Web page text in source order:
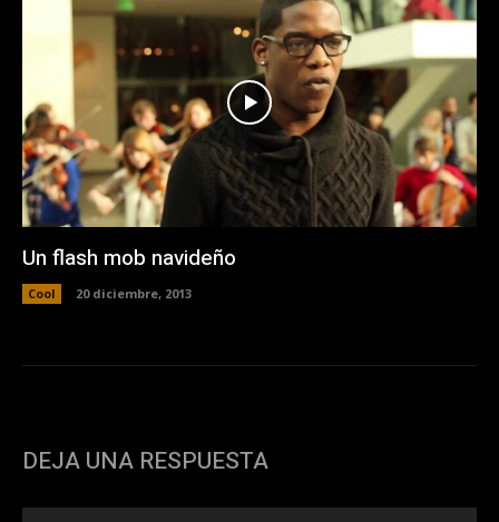
Un flash mob navideño
Cool 20 diciembre, 2013
DEJA UNA RESPUESTA